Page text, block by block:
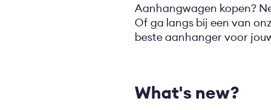
Aanhangwagen kopen?
Of ga langs bij een van
beste aanhanger voor
What's new?